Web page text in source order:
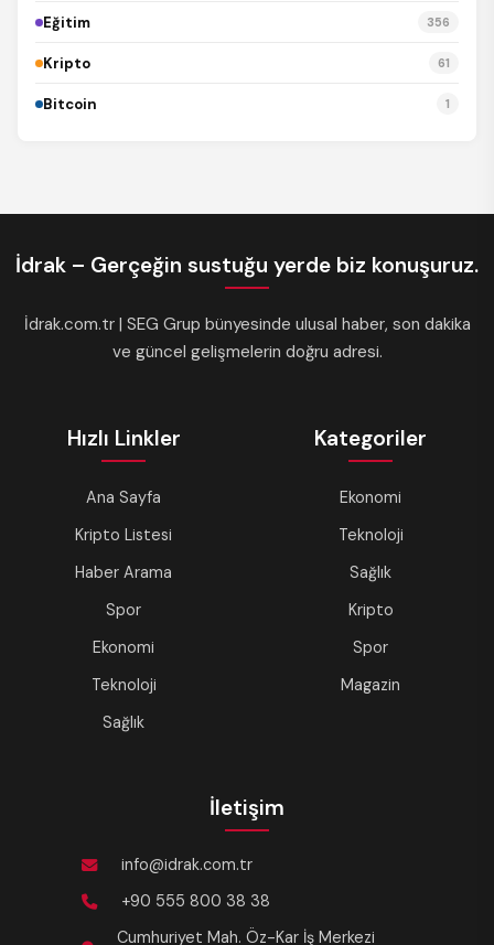
Eğitim 356
Kripto 61
Bitcoin 1
İdrak – Gerçeğin sustuğu yerde biz konuşuruz.
İdrak.com.tr | SEG Grup bünyesinde ulusal haber, son dakika
ve güncel gelişmelerin doğru adresi.
Hızlı Linkler
Ana Sayfa
Kripto Listesi
Haber Arama
Spor
Ekonomi
Teknoloji
Sağlık
Kategoriler
Ekonomi
Teknoloji
Sağlık
Kripto
Spor
Magazin
İletişim
info@idrak.com.tr
+90 555 800 38 38
Cumhuriyet Mah. Öz-Kar İş Merkezi